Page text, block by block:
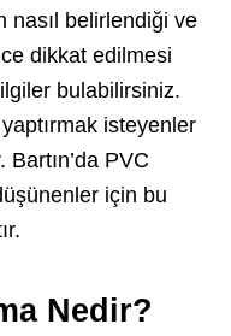
nasıl belirlendiği ve
dikkat edilmesi
bulabilirsiniz.
isteyenler
Bartın’da PVC
için bu
Nedir?